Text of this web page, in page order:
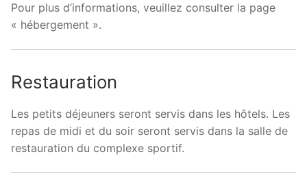
Pour plus d’informations, veuillez consulter la page
« hébergement ».
Restauration
Les petits déjeuners seront servis dans les hôtels. Les
repas de midi et du soir seront servis dans la salle de
restauration du complexe sportif.